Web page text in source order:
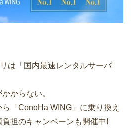
は「国内最速レンタルサーバ
からない。
「ConoHa WING」に乗り換え
担のキャンペーンも開催中!